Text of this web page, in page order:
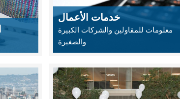
خدمات الأعمال
معلومات للمقاولين والشركات الكبيرة
والصغيرة